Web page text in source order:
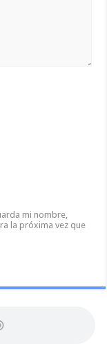
mi nombre,
la próxima vez que